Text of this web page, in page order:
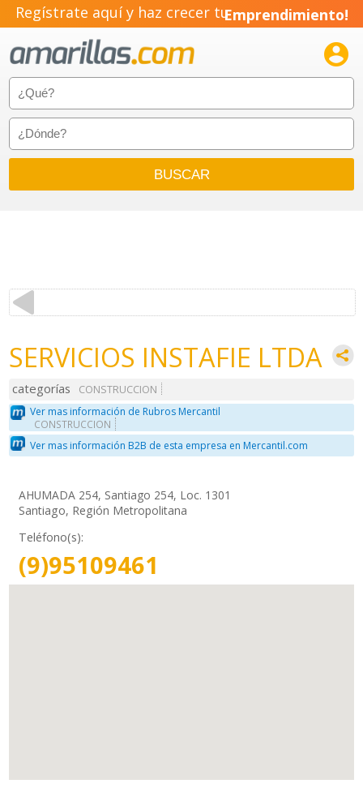
Regístrate aquí y haz crecer tuEmprendimiento!

SERVICIOS INSTAFIE LTDA
categorías
CONSTRUCCION
Ver mas información de Rubros Mercantil
CONSTRUCCION
Ver mas información B2B de esta empresa en Mercantil.com
AHUMADA 254, Santiago 254, Loc. 1301
Santiago, Región Metropolitana
Teléfono(s):
(9)95109461